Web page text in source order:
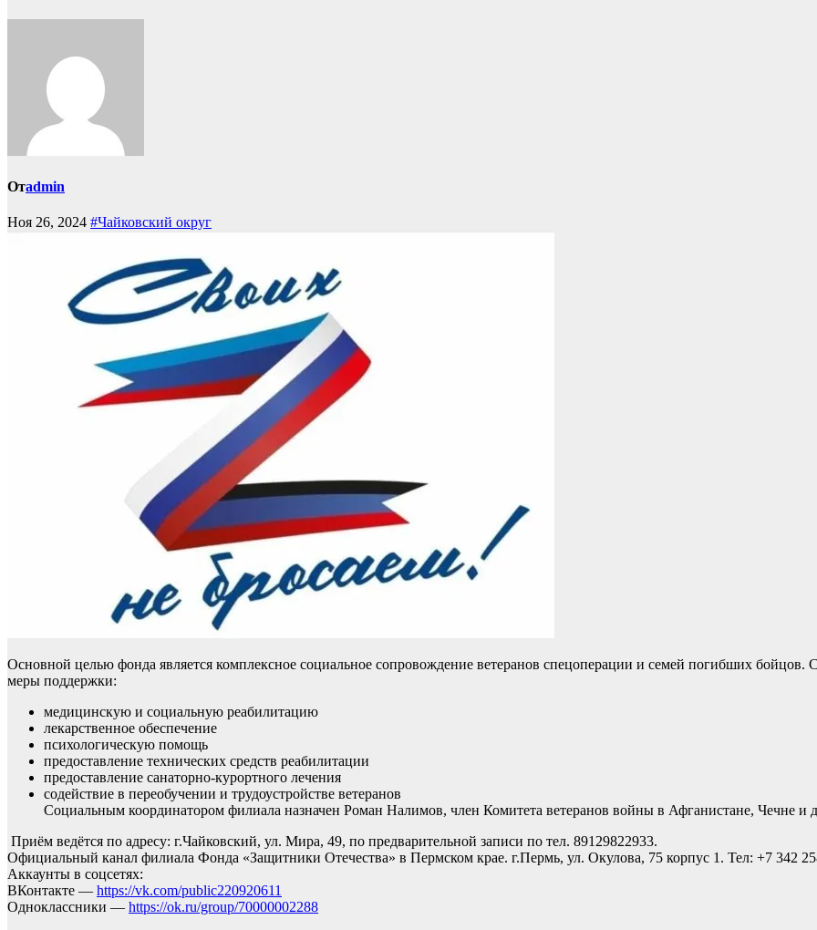
Отadmin
Ноя 26, 2024 #Чайковский округ
Основной целью фонда является комплексное социальное сопровождение ветеранов спецоперации и семей погибших
меры поддержки:
медицинскую и социальную реабилитацию
лекарственное обеспечение
психологическую помощь
предоставление технических средств реабилитации
предоставление санаторно-курортного лечения
содействие в переобучении и трудоустройстве ветеранов
Социальным координатором филиала назначен Роман Налимов, член Комитета ветеранов войны в Афганистане, Чечне
Приём ведётся по адресу: г.Чайковский, ул. Мира, 49, по предварительной записи по тел. 89129822933.
Официальный канал филиала Фонда «Защитники Отечества» в Пермском крае. г.Пермь, ул. Окулова, 75 корпус 1. Тел: +7 342
Аккаунты в соцсетях:
ВКонтакте — https://vk.com/public220920611
Одноклассники — https://ok.ru/group/70000002288